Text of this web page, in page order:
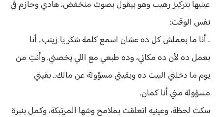
عينيها بتركيز رهيب وهو بيقول بصوت منخفض، هادي وحازم في
نفس الوقت:
ـ أنا ما بعملش كل ده عشان اسمع كلمة شكر يا زينب.. أنا
بعمل ده لأن ده مكاني، وده طبعي مع اللي يخصني. وأنتِ من
يوم ما دخلتي البيت ده وبقيتي مسؤولة عن مالك.. بقيتي
مسؤولة مني أنا كمان.
سكت لحظة، وعينيه اتعلقت بملامح وشها المرتبكة، وكمل بنبرة